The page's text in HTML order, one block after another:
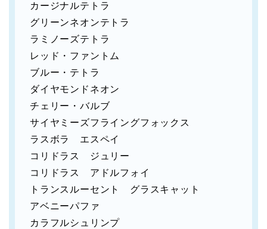
カージナルテトラ
グリーンネオンテトラ
ラミノーズテトラ
レッド・ファントム
ブルー・テトラ
ダイヤモンドネオン
チェリー・バルブ
サイヤミーズフライングフォックス
ラスボラ エスペイ
コリドラス ジュリー
コリドラス アドルフォイ
トランスルーセント グラスキャット
アベニーパファ
カラフルシュリンプ